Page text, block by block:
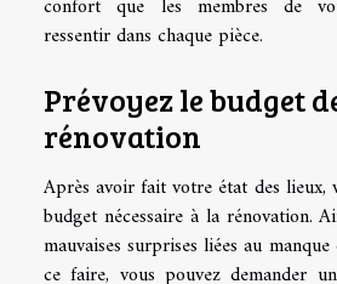
confort que les membres de
ressentir dans chaque pièce.
Prévoyez le budget
rénovation
Après avoir fait votre état des lieux,
budget nécessaire à la rénovation.
mauvaises surprises liées au
ce faire, vous pouvez demander